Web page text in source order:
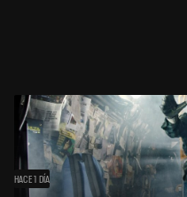
HACE 1 DÍA